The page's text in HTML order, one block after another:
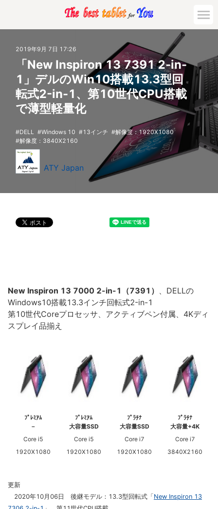
2019年9月 7日 17:26
「New Inspiron 13 7391 2-in-
1」デルのWin10搭載13.3型回
転式2-in-1、第10世代CPU搭載
で薄型軽量化
DELL Windows 10 13インチ
解像度：1920X1080
解像度：3840X2160
ATY Japan
New Inspiron 13 7000 2-in-1（7391） 、DELLの
Windows10搭載13.3インチ回転式2-in-1
第10世代Coreプロセッサ、アクティブペン付属、4Kディ
スプレイ品揃え
ﾌﾟﾚﾐｱﾑ
－
Core i5
1920X1080
ﾌﾟﾚﾐｱﾑ
大容量SSD
Core i5
1920X1080
ﾌﾟﾗﾁﾅ
大容量SSD
Core i7
1920X1080
ﾌﾟﾗﾁﾅ
大容量+4K
Core i7
3840X2160
更新
2020年10月06日 後継モデル：13.3型回転式「 New Inspiron 13